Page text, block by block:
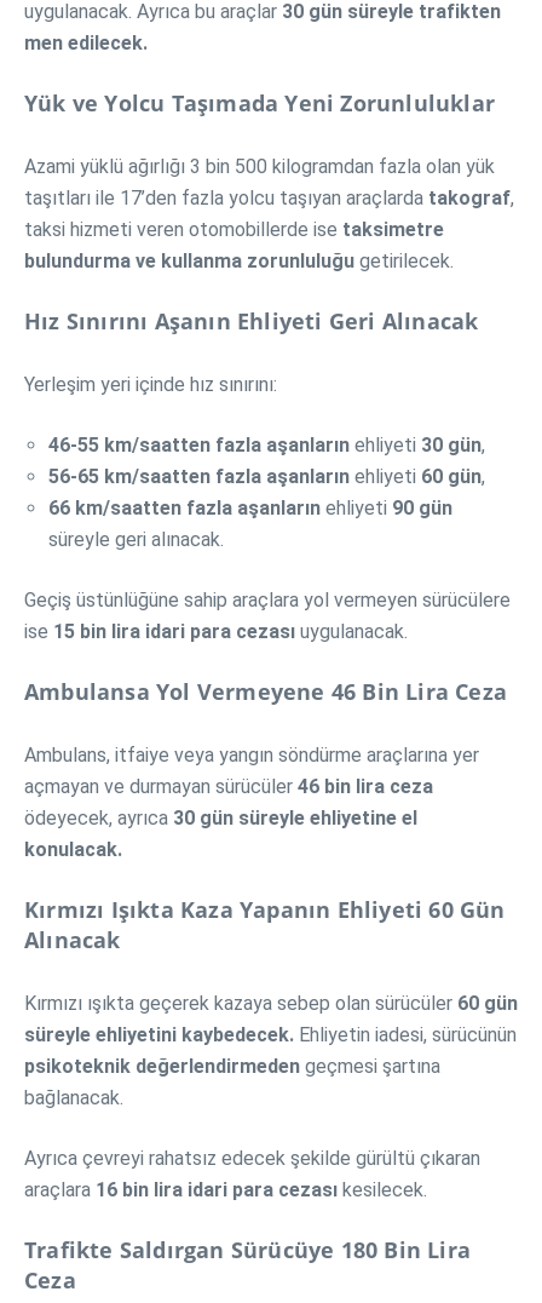
uygulanacak. Ayrıca bu araçlar 30 gün süreyle trafikten
men edilecek.
Yük ve Yolcu Taşımada Yeni Zorunluluklar
Azami yüklü ağırlığı 3 bin 500 kilogramdan fazla olan yük
taşıtları ile 17’den fazla yolcu taşıyan araçlarda takograf,
taksi hizmeti veren otomobillerde ise taksimetre
bulundurma ve kullanma zorunluluğu getirilecek.
Hız Sınırını Aşanın Ehliyeti Geri Alınacak
Yerleşim yeri içinde hız sınırını:
46-55 km/saatten fazla aşanların ehliyeti 30 gün,
56-65 km/saatten fazla aşanların ehliyeti 60 gün,
66 km/saatten fazla aşanların ehliyeti 90 gün
süreyle geri alınacak.
Geçiş üstünlüğüne sahip araçlara yol vermeyen sürücülere
ise 15 bin lira idari para cezası uygulanacak.
Ambulansa Yol Vermeyene 46 Bin Lira Ceza
Ambulans, itfaiye veya yangın söndürme araçlarına yer
açmayan ve durmayan sürücüler 46 bin lira ceza
ödeyecek, ayrıca 30 gün süreyle ehliyetine el
konulacak.
Kırmızı Işıkta Kaza Yapanın Ehliyeti 60 Gün
Alınacak
Kırmızı ışıkta geçerek kazaya sebep olan sürücüler 60 gün
süreyle ehliyetini kaybedecek. Ehliyetin iadesi, sürücünün
psikoteknik değerlendirmeden geçmesi şartına
bağlanacak.
Ayrıca çevreyi rahatsız edecek şekilde gürültü çıkaran
araçlara 16 bin lira idari para cezası kesilecek.
Trafikte Saldırgan Sürücüye 180 Bin Lira
Ceza